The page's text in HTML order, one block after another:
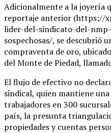
Adicionalmente a la joyería
reportaje anterior (https://
lider-del-sindicato-del-
sospechosas/, se descubrió
compraventa de oro,
del Monte de Piedad,
El flujo de efectivo no
sindical, quien mantiene
trabajadores en 300
país, la presunta
propiedades y cuentas